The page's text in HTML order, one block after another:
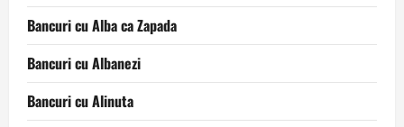
Bancuri cu Alba ca Zapada
Bancuri cu Albanezi
Bancuri cu Alinuta